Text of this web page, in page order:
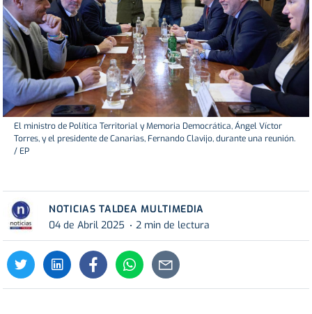
El ministro de Política Territorial y Memoria Democrática, Ángel Víctor
Torres, y el presidente de Canarias, Fernando Clavijo, durante una reunión.
/ EP
NOTICIAS TALDEA MULTIMEDIA
04 de Abril 2025
2 min de lectura